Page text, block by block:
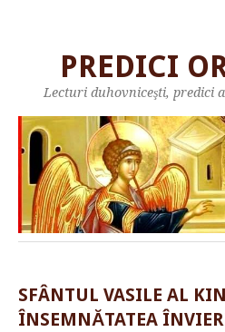
PREDICI
Lecturi duhovniceşti, predici
SFÂNTUL VASILE AL
ÎNSEMNĂTATEA